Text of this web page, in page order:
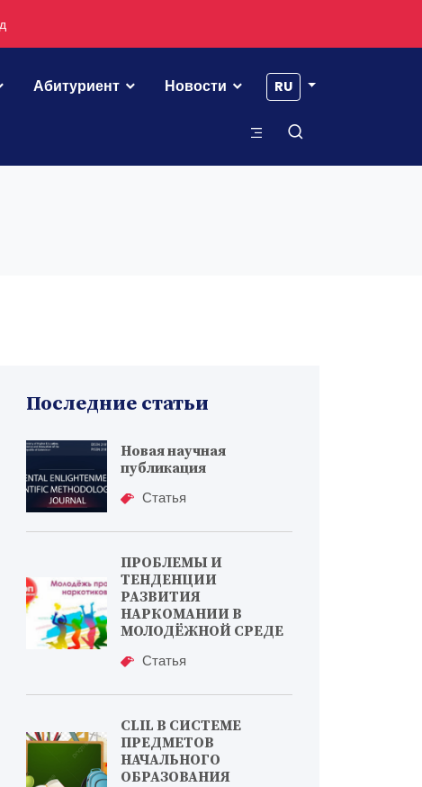
Абитуриент Новости RU
Последние статьи
Новая научная
публикация
Статья
ПРОБЛЕМЫ И
ТЕНДЕНЦИИ
РАЗВИТИЯ
НАРКОМАНИИ В
МОЛОДЁЖНОЙ СРЕДЕ
Статья
CLIL В СИСТЕМЕ
ПРЕДМЕТОВ
НАЧАЛЬНОГО
ОБРАЗОВАНИЯ